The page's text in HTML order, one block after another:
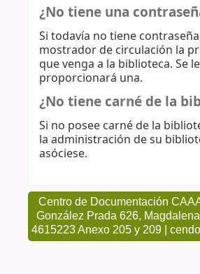
¿No tiene una
Si todavía no tiene
mostrador de circulación la
que venga a la biblioteca. Se le
proporcionará una.
¿No tiene carné de la
Si no posee carné de la
la administración de su
asóciese.
Centro de Documentación
González Prada 626,
4615223 Anexo 205 y 209 |